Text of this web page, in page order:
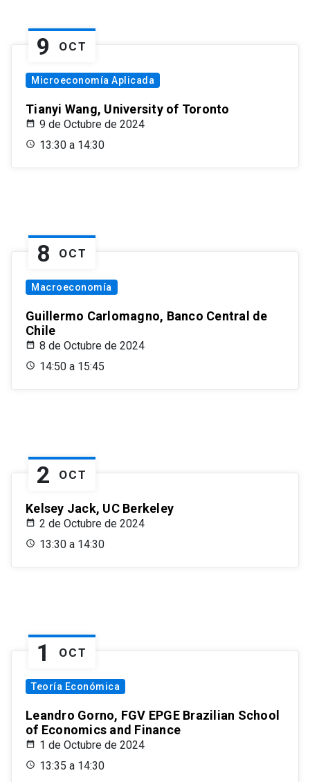
9 OCT
Microeconomía Aplicada
Tianyi Wang, University of Toronto
9 de Octubre de 2024
13:30 a 14:30
8 OCT
Macroeconomía
Guillermo Carlomagno, Banco Central de
Chile
8 de Octubre de 2024
14:50 a 15:45
2 OCT
Kelsey Jack, UC Berkeley
2 de Octubre de 2024
13:30 a 14:30
1 OCT
Teoría Económica
Leandro Gorno, FGV EPGE Brazilian School
of Economics and Finance
1 de Octubre de 2024
13:35 a 14:30